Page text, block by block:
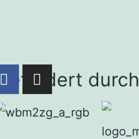
Gefördert durch